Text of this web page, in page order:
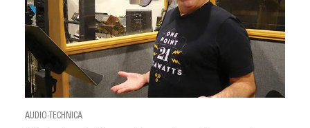
AUDIO-TECHNICA